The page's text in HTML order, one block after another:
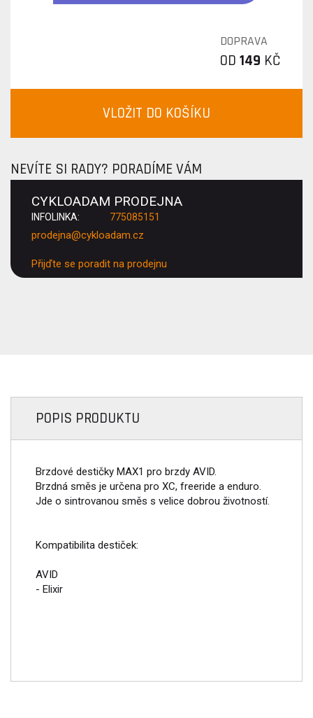
DOPRAVA
OD 149 KČ
VLOŽIT DO KOŠÍKU
NEVÍTE SI RADY? PORADÍME VÁM
CYKLOADAM PRODEJNA
INFOLINKA: 775085151
prodejna@cykloadam.cz
Přijďte se poradit na prodejnu
POPIS PRODUKTU
Brzdové destičky MAX1 pro brzdy AVID.
Brzdná směs je určena pro XC, freeride a enduro.
Jde o sintrovanou směs s velice dobrou životností.
Kompatibilita destiček:
AVID
- Elixir